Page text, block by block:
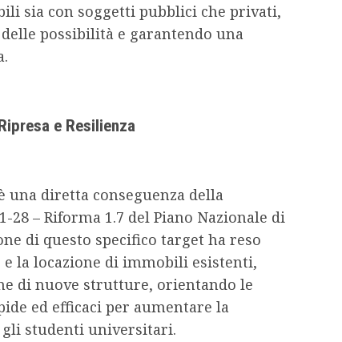
sia con soggetti pubblici che privati,
possibilità e garantendo una
e Resilienza
una diretta conseguenza della
– Riforma 1.7 del Piano Nazionale di
di questo specifico target ha reso
e la locazione di immobili esistenti,
di nuove strutture, orientando le
ed efficaci per aumentare la
studenti universitari.